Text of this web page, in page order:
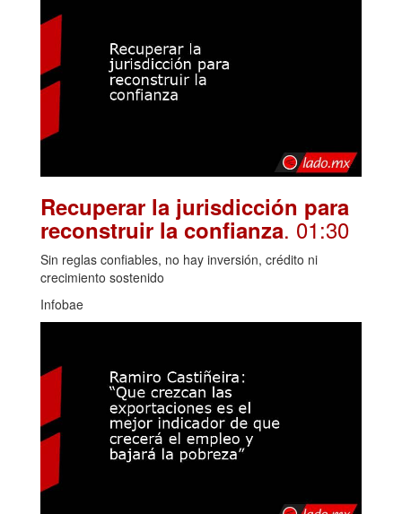
Recuperar la jurisdicción para
reconstruir la confianza. 01:30
Sin reglas confiables, no hay inversión, crédito ni
crecimiento sostenido
Infobae